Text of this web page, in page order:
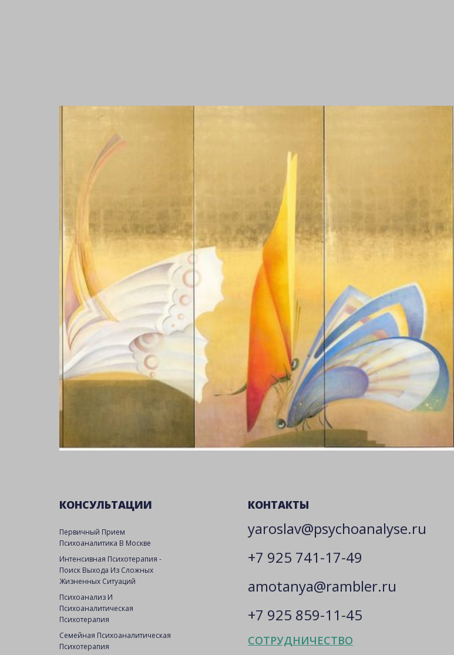
КОНСУЛЬТАЦИИ
Первичный Прием
Психоаналитика В Москве
Интенсивная Психотерапия -
Поиск Выхода Из Сложных
Жизненных Ситуаций
Психоанализ И
Психоаналитическая
Психотерапия
Семейная Психоаналитическая
Психотерапия
КОНТАКТЫ
yaroslav@psychoanalyse.ru
+7 925 741-17-49
amotanya@rambler.ru
+7 925 859-11-45
СОТРУДНИЧЕСТВО